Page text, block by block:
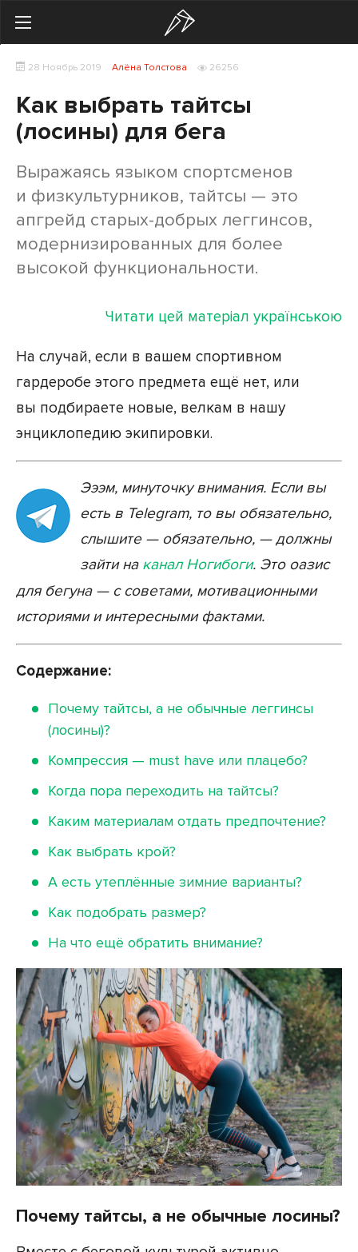
Начинающим
Мотивация
Питание
Экипировка
28 Ноябрь 2019 Алёна Толстова 26256
Как выбрать тайтсы
(лосины) для бега
Выражаясь языком спортсменов
и физкультурников, тайтсы — это
апгрейд старых-добрых леггинсов,
модернизированных для более
высокой функциональности.
Читати цей матеріал українською
На случай, если в вашем спортивном
гардеробе этого предмета ещё нет, или
вы подбираете новые, велкам в нашу
энциклопедию экипировки.
Эээм, минуточку внимания. Если вы
есть в Telegram, то вы обязательно,
слышите — обязательно, — должны
зайти на канал Ногибоги. Это оазис
для бегуна — с советами, мотивационными
историями и интересными фактами.
Содержание:
Почему тайтсы, а не обычные леггинсы
(лосины)?
Компрессия — must have или плацебо?
Когда пора переходить на тайтсы?
Каким материалам отдать предпочтение?
Как выбрать крой?
А есть утеплённые зимние варианты?
Как подобрать размер?
На что ещё обратить внимание?
Почему тайтсы, а не обычные лосины?